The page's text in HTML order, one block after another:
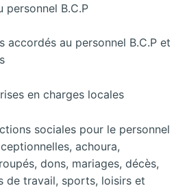
personnel B.C.P
accordés au personnel B.C.P et
en charges locales
sociales pour le personnel
achoura,
dons, mariages, décès,
de travail, sports, loisirs et